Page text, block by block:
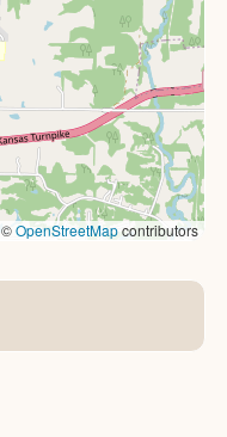
©OpenStreetMapcontributors